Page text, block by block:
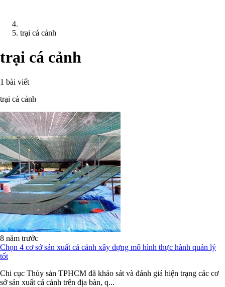
trại cá cảnh
trại cá cảnh
1 bài viết
trại cá cảnh
8 năm trước
Chọn 4 cơ sở sản xuất cá cảnh xây dựng mô hình thực hành quản lý
tốt
Chi cục Thủy sản TPHCM đã khảo sát và đánh giá hiện trạng các cơ
sở sản xuất cá cảnh trên địa bàn, q...